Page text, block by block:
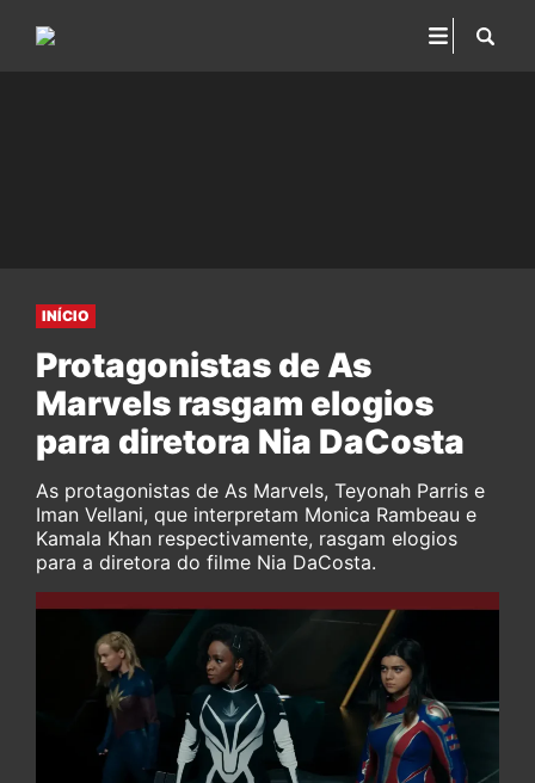
INÍCIO
Protagonistas de As
Marvels rasgam elogios
para diretora Nia DaCosta
As protagonistas de As Marvels, Teyonah Parris e
Iman Vellani, que interpretam Monica Rambeau e
Kamala Khan respectivamente, rasgam elogios
para a diretora do filme Nia DaCosta.